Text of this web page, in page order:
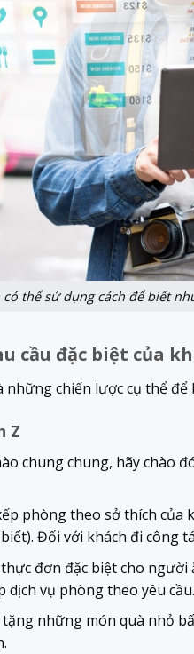
có thể sử dụng cách để biết
cầu đặc biệt của
những chiến lược cụ thể
Z
chung chung, hãy chào
phòng theo sở thích của
Đối với khách đi công
thực đơn đặc biệt cho
dịch vụ phòng theo yêu cầu.
những món quà nhỏ